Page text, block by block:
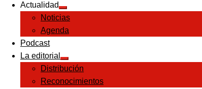
Actualidad
Expandir
el
menú
hijo
Noticias
Agenda
Podcast
La editorial
Expandir
el
menú
hijo
Distribución
Reconocimientos